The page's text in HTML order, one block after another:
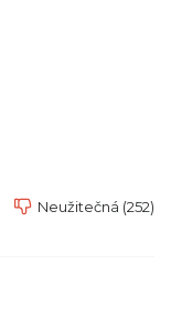
Neužitečná (252)